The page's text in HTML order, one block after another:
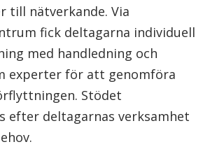
till nätverkande. Via
fick deltagarna individuell
med handledning och
experter för att genomföra
Stödet
efter deltagarnas verksamhet